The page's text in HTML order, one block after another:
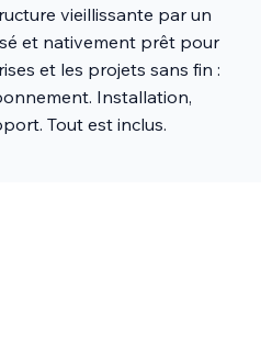
vieillissante par un
et nativement prêt pour
et les projets sans fin :
Installation,
Tout est inclus.